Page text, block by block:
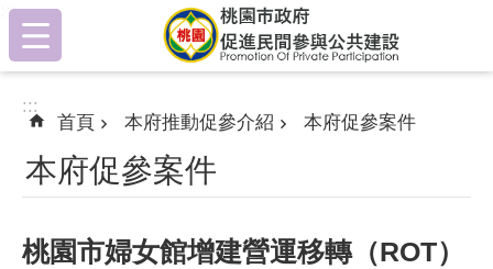
跳到主要內容區塊
:::
:::
首頁 本府推動促參介紹 本府促參案件
本府促參案件
桃園市婦女館增建營運移轉（ROT）